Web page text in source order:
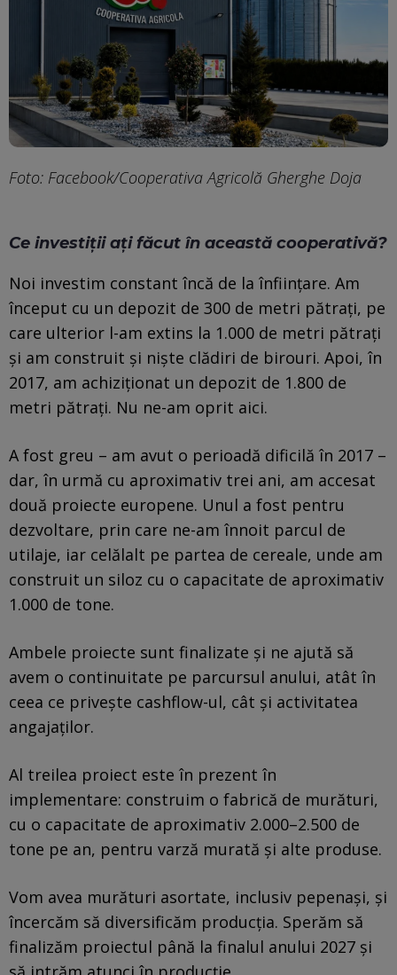
Foto: Facebook/Cooperativa Agricolă Gherghe Doja
Ce investiții ați făcut în această cooperativă?
Noi investim constant încă de la înființare. Am
început cu un depozit de 300 de metri pătrați, pe
care ulterior l-am extins la 1.000 de metri pătrați
și am construit și niște clădiri de birouri. Apoi, în
2017, am achiziționat un depozit de 1.800 de
metri pătrați. Nu ne-am oprit aici.
A fost greu – am avut o perioadă dificilă în 2017 –
dar, în urmă cu aproximativ trei ani, am accesat
două proiecte europene. Unul a fost pentru
dezvoltare, prin care ne-am înnoit parcul de
utilaje, iar celălalt pe partea de cereale, unde am
construit un siloz cu o capacitate de aproximativ
1.000 de tone.
Ambele proiecte sunt finalizate și ne ajută să
avem o continuitate pe parcursul anului, atât în
ceea ce privește cashflow-ul, cât și activitatea
angajaților.
Al treilea proiect este în prezent în
implementare: construim o fabrică de murături,
cu o capacitate de aproximativ 2.000–2.500 de
tone pe an, pentru varză murată și alte produse.
Vom avea murături asortate, inclusiv pepenași, și
încercăm să diversificăm producția. Sperăm să
finalizăm proiectul până la finalul anului 2027 și